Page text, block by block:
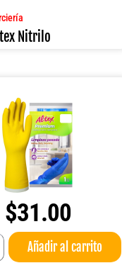
Nitrilo
$31.00
Añadir al carrito